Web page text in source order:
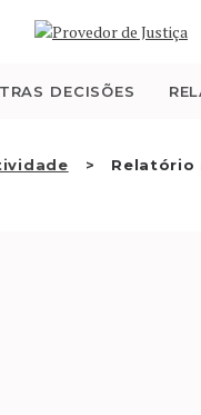
DECISÕES
Relatório